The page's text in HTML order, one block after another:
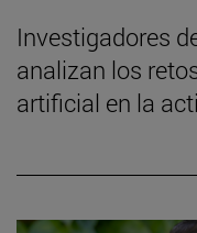
Investigadores
analizan los
artificial en la